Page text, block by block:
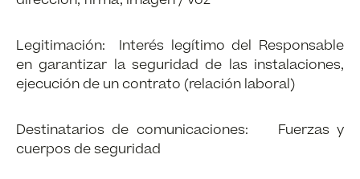
Legitimación: Interés legítimo del Responsable
en garantizar la seguridad de las instalaciones,
ejecución de un contrato (relación laboral)
Destinatarios de comunicaciones: Fuerzas y
cuerpos de seguridad